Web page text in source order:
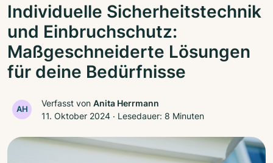
Individuelle Sicherheitstechnik
und Einbruchschutz:
Maßgeschneiderte Lösungen
für deine Bedürfnisse
AH
Verfasst von Anita Herrmann
11. Oktober 2024 ‧ Lesedauer: 8 Minuten